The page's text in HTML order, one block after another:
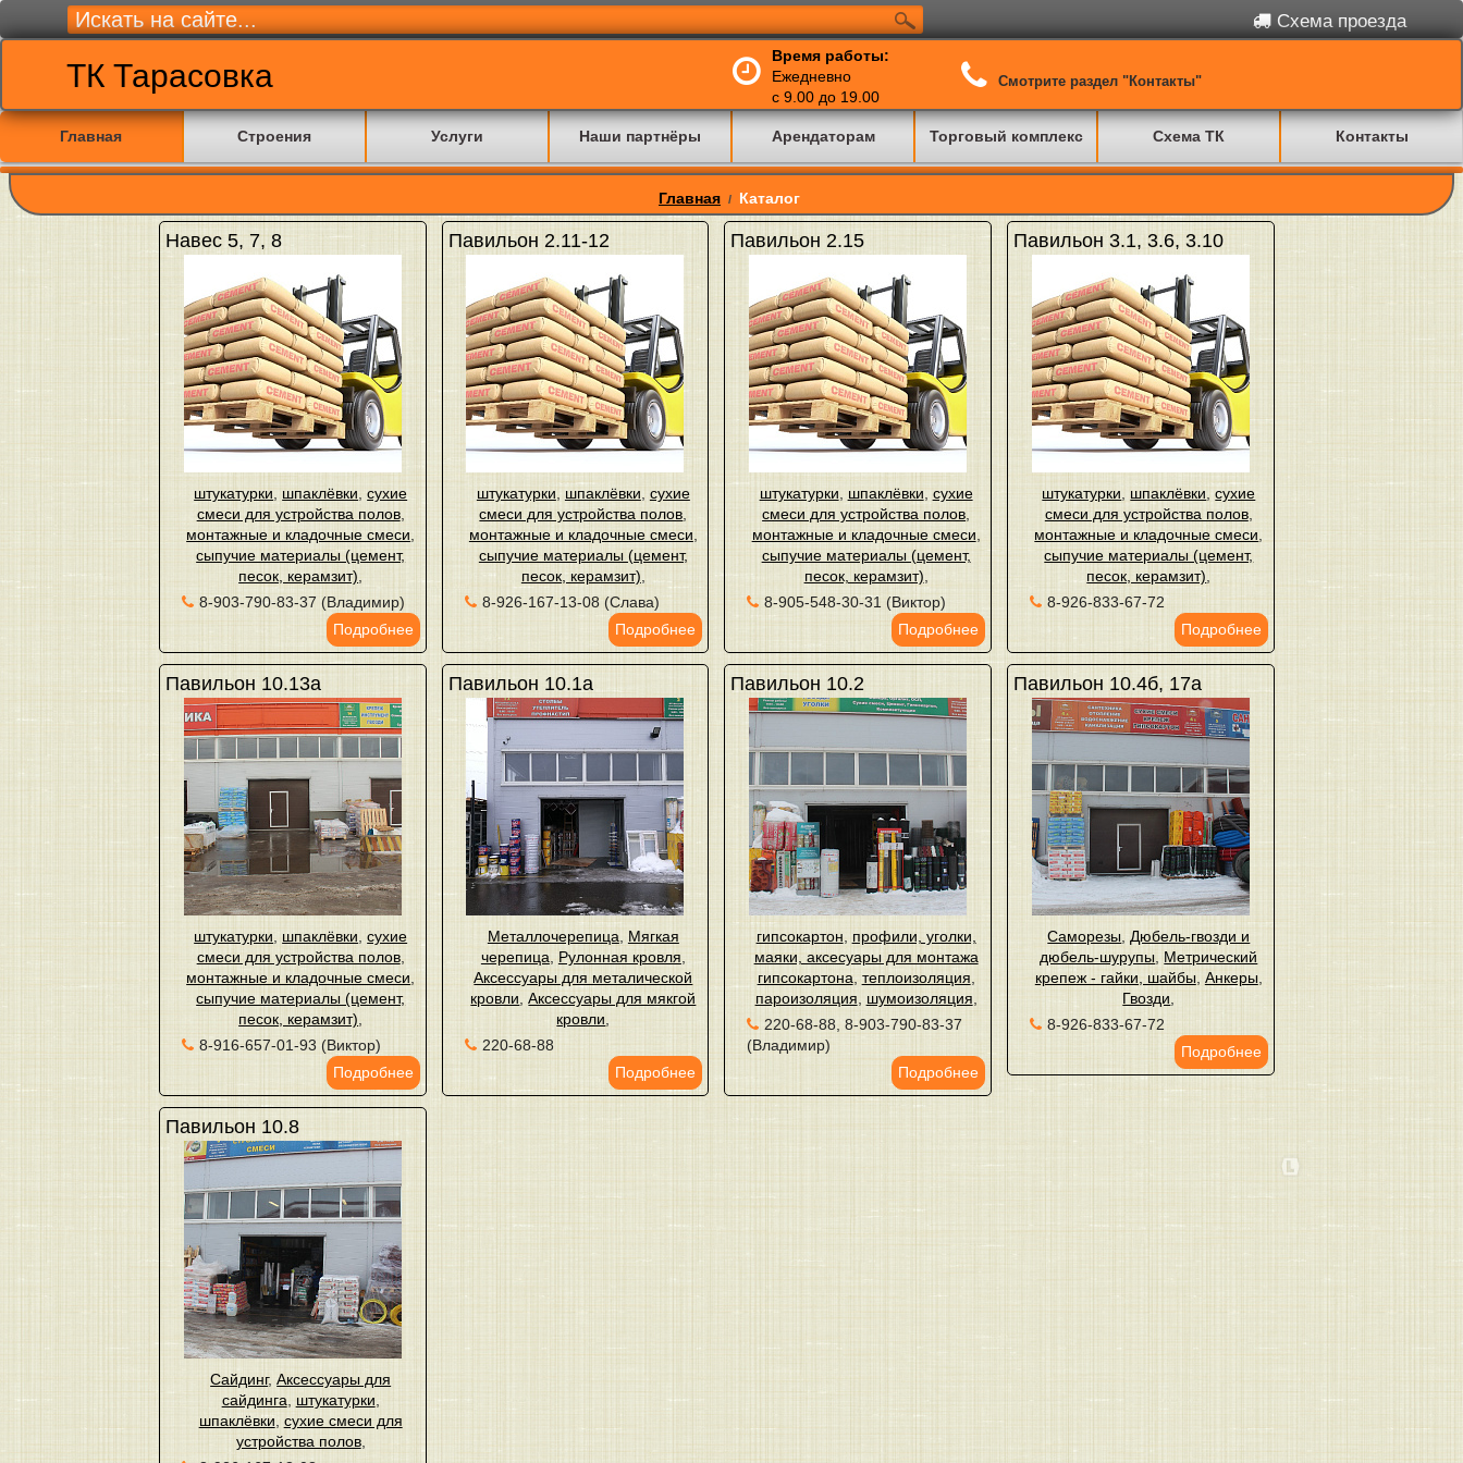
Схема проезда
ТК Тарасовка
Время работы:
Ежедневно
с 9.00 до 19.00
Смотрите раздел "Контакты"
Главная Строения Услуги Наши партнёры Арендаторам Торговый комплекс Схема ТК Контакты
Главная / Каталог
Навес 5, 7, 8
штукатурки шпаклёвки ,сухие
смеси для устройства полов,
монтажные и кладочные смеси
сыпучие материалы (цемент,
песок, керамзит)
8-903-790-83-37 (Владимир)
Подробнее
Павильон 2.11-12
штукатурки шпаклёвки сухие
смеси для устройства полов
монтажные и кладочные смеси
сыпучие материалы (цемент,
песок, керамзит)
8-926-167-13-08 (Слава)
Подробнее
Павильон 2.15
штукатурки шпаклёвки сухие
смеси для устройства полов
монтажные и кладочные смеси
сыпучие материалы (цемент,
песок, керамзит)
8-905-548-30-31 (Виктор)
Подробнее
Павильон 3.1, 3.6, 3.10
штукатурки шпаклёвки ,сухие
смеси для устройства полов,
монтажные и кладочные смеси
сыпучие материалы (цемент,
песок, керамзит)
8-926-833-67-72
Подробнее
Павильон 10.13а
штукатурки шпаклёвки ,сухие
смеси для устройства полов,
монтажные и кладочные смеси
сыпучие материалы (цемент,
песок, керамзит)
8-916-657-01-93 (Виктор)
Подробнее
Павильон 10.1а
Металлочерепица
Мягкая
черепица
Рулонная кровля
Аксессуары для металической
кровли ,Аксессуары для мякгой
кровли
220-68-88
Подробнее
Павильон 10.2
гипсокартон
профили, уголки,
маяки, аксесуары для монтажа
гипсокартона теплоизоляция
пароизоляция
шумоизоляция
220-68-88, 8-903-790-83-37
(Владимир)
Подробнее
Павильон 10.4б, 17а
Саморезы Дюбель-гвозди и
дюбель-шурупы Метрический
крепеж - гайки, шайбы, Анкеры,
Гвозди
8-926-833-67-72
Подробнее
Павильон 10.8
Сайдинг,Аксессуары для
сайдинга
штукатурки
шпаклёвки сухие смеси для
устройства полов,